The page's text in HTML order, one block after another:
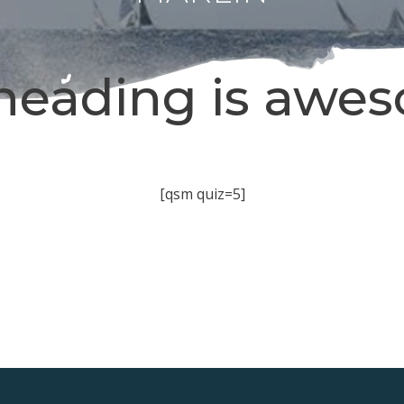
is
[qsm quiz=5]